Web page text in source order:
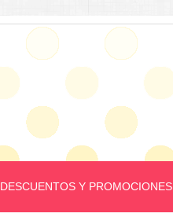
DESCUENTOS Y PROMOCIONES